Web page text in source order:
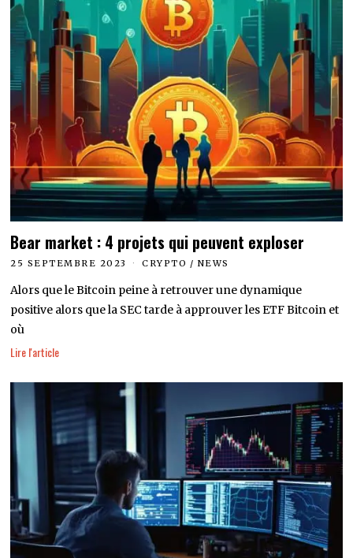
Bear market : 4 projets qui peuvent exploser
25 SEPTEMBRE 2023 CRYPTO / NEWS
Alors que le Bitcoin peine à retrouver une dynamique
positive alors que la SEC tarde à approuver les ETF Bitcoin et
où
Lire l'article